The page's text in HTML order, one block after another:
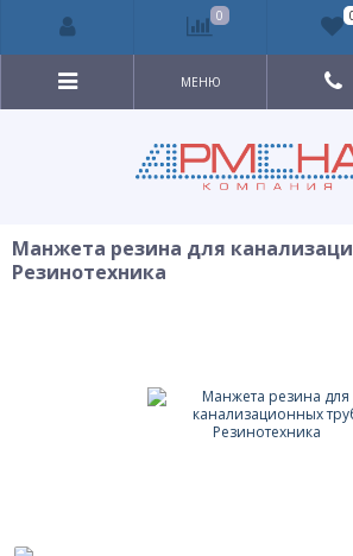
МЕНЮ
Манжета резина для
Резинотехника
0